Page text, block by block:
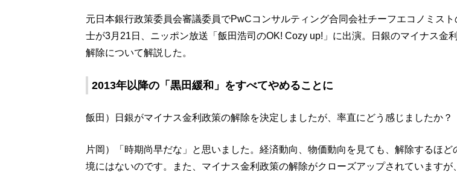
元日本銀行政策委員会審議委員でPwCコンサルティング合同会社チーフエコノミスト
士が3月21日、ニッポン放送「飯田浩司のOK! Cozy up!」に出演。日銀のマイナス金
解除について解説した。
2013年以降の「黒田緩和」をすべてやめることに
飯田）日銀がマイナス金利政策の解除を決定しましたが、率直にどう感じましたか？
片岡）「時期尚早だな」と思いました。経済動向、物価動向を見ても、解除するほど
境にはないのです。また、マイナス金利政策の解除がクローズアップされていますが